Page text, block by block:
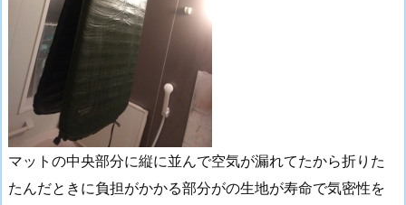
マットの中央部分に縦に並んで空気が漏れてたから折りた
たんだときに負担がかかる部分がの生地が寿命で気密性を